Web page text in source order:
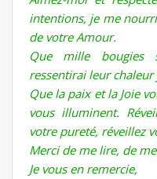
intentions, je me
de votre Amour.
Que mille bougies
ressentirai leur
Que la paix et la Joie
vous illuminent.
votre pureté, réveillez
Merci de me lire, de
Je vous en remercie,